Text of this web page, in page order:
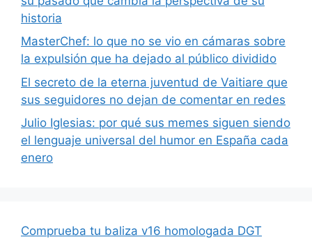
historia
MasterChef: lo que no se vio en cámaras sobre
la expulsión que ha dejado al público dividido
El secreto de la eterna juventud de Vaitiare que
sus seguidores no dejan de comentar en redes
Julio Iglesias: por qué sus memes siguen siendo
el lenguaje universal del humor en España cada
enero
Comprueba tu baliza v16 homologada DGT